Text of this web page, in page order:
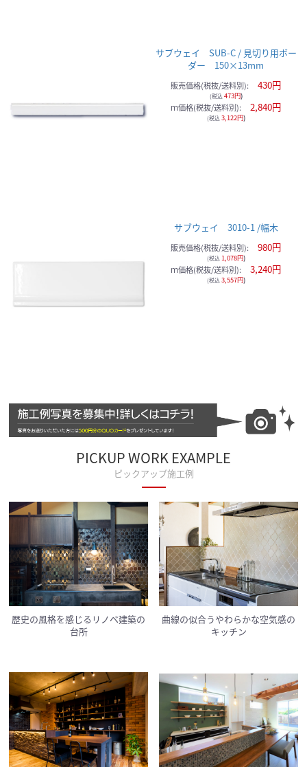
サブウェイ SUB-C / 見切り用ボー
ダー 150×13mm
販売価格(税抜/送料別): 430円
(税込 473円)
ｍ価格(税抜/送料別): 2,840円
(税込 3,122円)
サブウェイ 3010-1 /幅木
販売価格(税抜/送料別): 980円
(税込 1,078円)
ｍ価格(税抜/送料別): 3,240円
(税込 3,557円)
PICKUP WORK EXAMPLE
ピックアップ施工例
歴史の風格を感じるリノベ建築の
台所
曲線の似合うやわらかな空気感の
キッチン